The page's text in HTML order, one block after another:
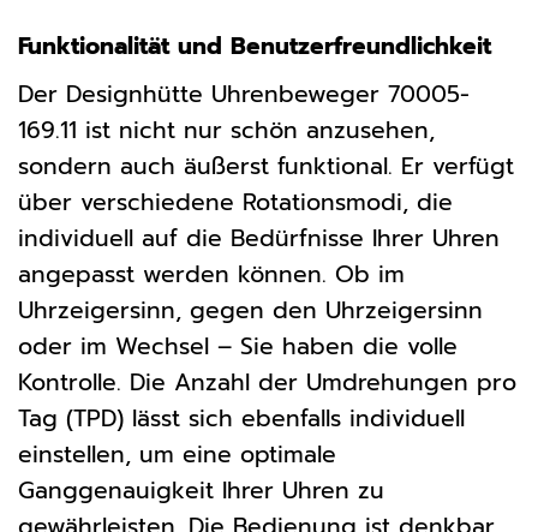
Funktionalität und Benutzerfreundlichkeit
Der Designhütte Uhrenbeweger 70005-
169.11 ist nicht nur schön anzusehen,
sondern auch äußerst funktional. Er verfügt
über verschiedene Rotationsmodi, die
individuell auf die Bedürfnisse Ihrer Uhren
angepasst werden können. Ob im
Uhrzeigersinn, gegen den Uhrzeigersinn
oder im Wechsel – Sie haben die volle
Kontrolle. Die Anzahl der Umdrehungen pro
Tag (TPD) lässt sich ebenfalls individuell
einstellen, um eine optimale
Ganggenauigkeit Ihrer Uhren zu